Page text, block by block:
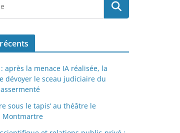
après la menace IA réalisée, la
dévoyer le sceau judiciaire du
sous le tapis’ au théâtre le
Montmartre